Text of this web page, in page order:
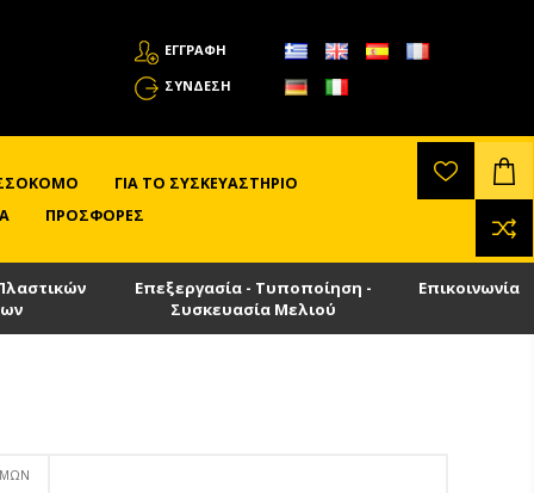
ΕΓΓΡΑΦΗ
ΣΎΝΔΕΣΗ
ΓΙΑ ΤΟ ΣΥΣΚΕΥΑΣΤΉΡΙΟ
ΠΡΟΣΦΟΡΈΣ
Επεξεργασία - Τυποποίηση -
Συσκευασία Μελιού
Επικοινωνία